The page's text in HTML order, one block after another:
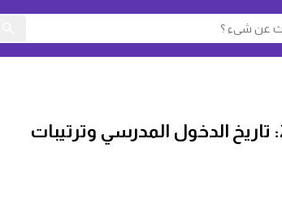
المغرب يستعد لانطلاق الموسم الدراسي 2026: تاريخ الدخول المدرسي وترتيبات